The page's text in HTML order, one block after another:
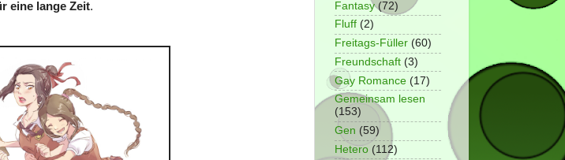
eine lange Zeit.
Fantasy (72)
Fluff (2)
Freitags-Füller (60)
Freundschaft (3)
Gay Romance (17)
Gemeinsam lesen
(153)
Gen (59)
Hetero (112)